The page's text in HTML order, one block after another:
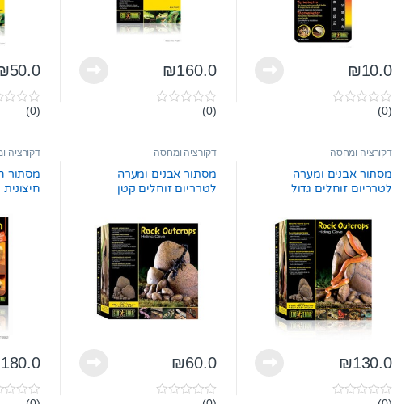
₪10.0
0
o
f
5
(0)
₪160.0
0
o
f
5
(0)
50.0
0
o
f
5
(0)
דקורציה ומחסה
מסתור אבנים ומערה
לטרריום זוחלים גדול
₪130.0
דקורציה ומחסה
מסתור אבנים ומערה
לטרריום זוחלים קטן
₪60.0
דקורציה
מסתור
180.0